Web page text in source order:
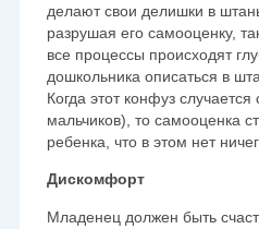
делают свои делишки в
разрушая его самооценку,
все процессы происходят
дошкольника описаться в
Когда этот конфуз
мальчиков), то самооценка
ребенка, что в этом нет
Дискомфорт
Младенец должен быть